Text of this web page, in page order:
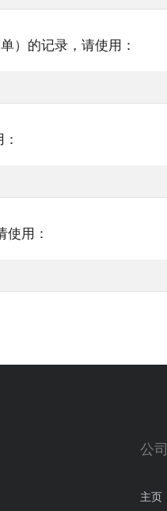
）的记录，请使用：
使用：
公司
主页